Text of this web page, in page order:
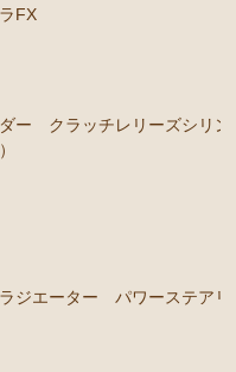
ションコイル デスビ
）
ンダー リペアキッ
ルキット など）
アキット ラックブー
エンド など）
FX
ー クラッチレリーズシリン
ジエーター パワーステアリ